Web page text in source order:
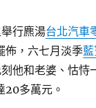
行麃湯台北汽車
佈，六七月淡季
他和老婆、怙恃
20多萬元。